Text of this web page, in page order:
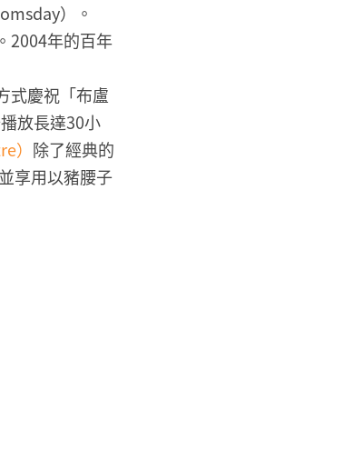
）。
2004年的百年
式慶祝「布盧
放長達30小
） 除了經典的
享用以豬腰子